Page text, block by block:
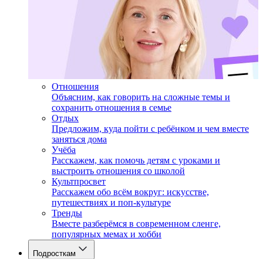
Отношения
Объясним, как говорить на сложные темы и
сохранить отношения в семье
Отдых
Предложим, куда пойти с ребёнком и чем вместе
заняться дома
Учёба
Расскажем, как помочь детям с уроками и
выстроить отношения со школой
Культпросвет
Расскажем обо всём вокруг: искусстве,
путешествиях и поп-культуре
Тренды
Вместе разберёмся в современном сленге,
популярных мемах и хобби
Подросткам